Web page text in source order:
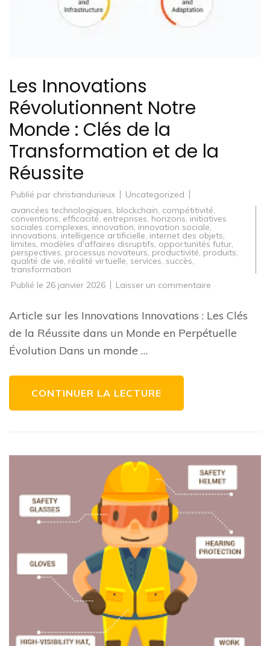
Les Innovations
Révolutionnent Notre
Monde : Clés de la
Transformation et de la
Réussite
Publié par christiandurieux
Uncategorized
avancées technologiques, blockchain, compétitivité,
conventions, efficacité, entreprises, horizons, initiatives
sociales complexes, innovation, innovation sociale,
innovations, intelligence artificielle, internet des objets,
limites, modèles d'affaires disruptifs, opportunités futur,
perspectives, processus novateurs, productivité, produits,
qualité de vie, réalité virtuelle, services, succès,
transformation
Publié le 26 janvier 2026 Laisser un commentaire
Révolutionnent
Notre
Monde
:
Article sur les Innovations Innovations : Les Clés
de la Réussite dans un Monde en Perpétuelle
Évolution Dans un monde …
CONTINUER LA LECTURE